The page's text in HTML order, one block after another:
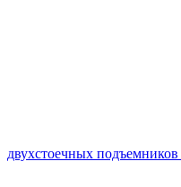
двухстоечных подъемников